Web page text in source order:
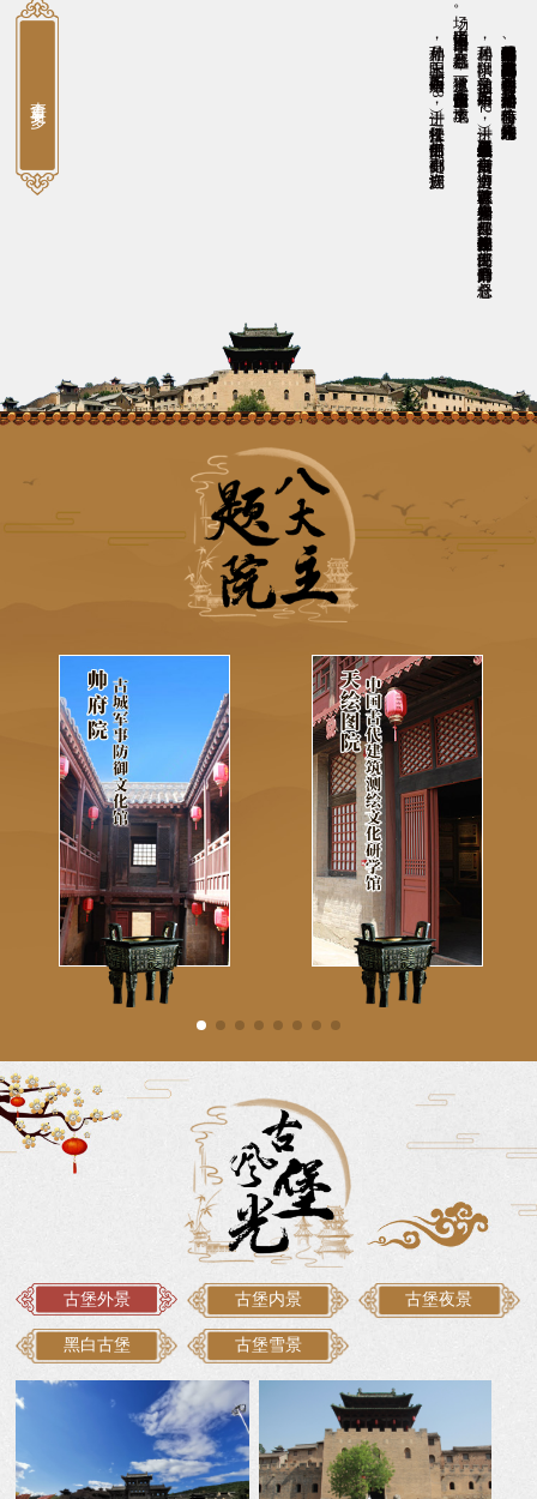
湘峪古堡是明代后期户部尚书孙居相、都察院右副都御史孙鼎相兄弟的故居。在《明史》中有孙居相传，孙鼎相附于孙居相传后，有一简略小传。光绪《沁水县志》二人均有传。
孙居相，
字拱阳，
又字伯辅，
明万历二十年（1
5
9
2
）进士，
任恩县（今山东平原县恩城镇）知县。
后任南京御史、
巡漕御史，
以直言敢谏著称。
天启初年升光禄少卿、
兵部左侍郎，
崇祯初年改任户部左侍郎、
吏部左侍郎，
后晋升户部尚书，
总督仓
场。因通信中说“
国事日非，
邪氛益恶”
，
被逮下狱，
谪戍潞州（今山西长治市），
卒于戍地。
孙鼎相，字玉阳，明万历二十六年（1598）进士，任松江推官。
后任吏部郎中、副都御史、湖广巡抚。
古堡外景 古堡内景 古堡夜景
黑白古堡 古堡雪景